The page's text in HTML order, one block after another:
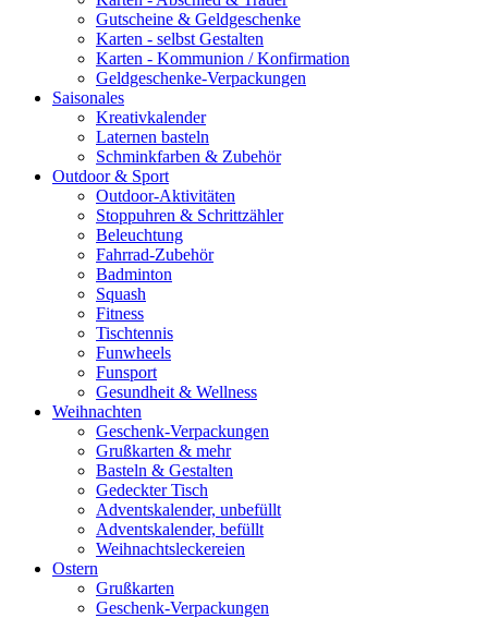
Gutscheine & Geldgeschenke
Karten - selbst Gestalten
Karten - Kommunion / Konfirmation
Geldgeschenke-Verpackungen
Saisonales
Kreativkalender
Laternen basteln
Schminkfarben & Zubehör
Outdoor & Sport
Outdoor-Aktivitäten
Stoppuhren & Schrittzähler
Beleuchtung
Fahrrad-Zubehör
Badminton
Squash
Fitness
Tischtennis
Funwheels
Funsport
Gesundheit & Wellness
Weihnachten
Geschenk-Verpackungen
Grußkarten & mehr
Basteln & Gestalten
Gedeckter Tisch
Adventskalender, unbefüllt
Adventskalender, befüllt
Weihnachtsleckereien
Ostern
Grußkarten
Geschenk-Verpackungen